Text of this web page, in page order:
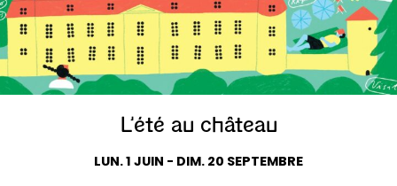
L’été au château
LUN. 1 JUIN - DIM. 20 SEPTEMBRE